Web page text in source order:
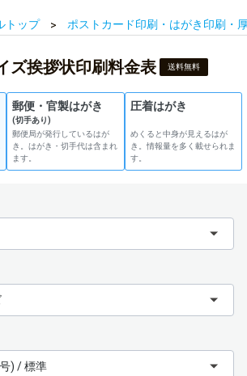
トップ ポストカード印刷・はがき印刷・
ズ挨拶状印刷料金表 送料無料
郵便・官製はがき
(切手あり)
郵便局が発行しているはが
き。はがき・切手代は含まれ
ます。
圧着はがき
めくると中身が見えるはが
き。情報量を多く載せられま
す。
) / 標準